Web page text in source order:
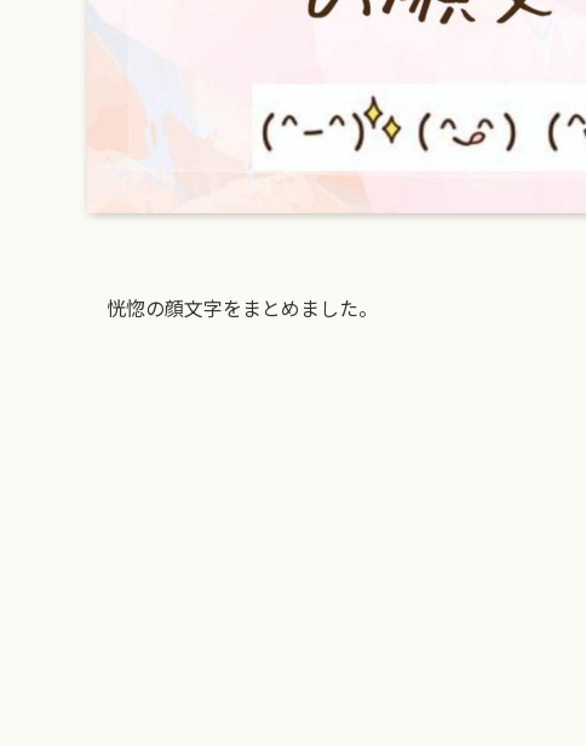
恍惚の顔文字をまとめました。